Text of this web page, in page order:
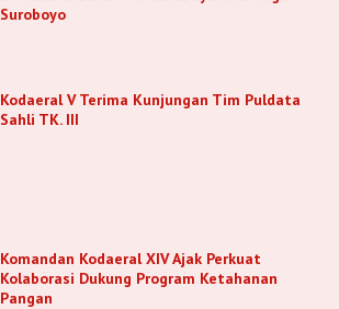
Suroboyo
Kodaeral V Terima Kunjungan Tim Puldata
Sahli TK. III
Komandan Kodaeral XIV Ajak Perkuat
Kolaborasi Dukung Program Ketahanan
Pangan